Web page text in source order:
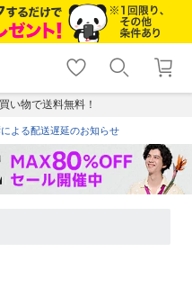
shopping_cart lock_outline
ログイン
い物で送料無料！
よる配送遅延のお知らせ